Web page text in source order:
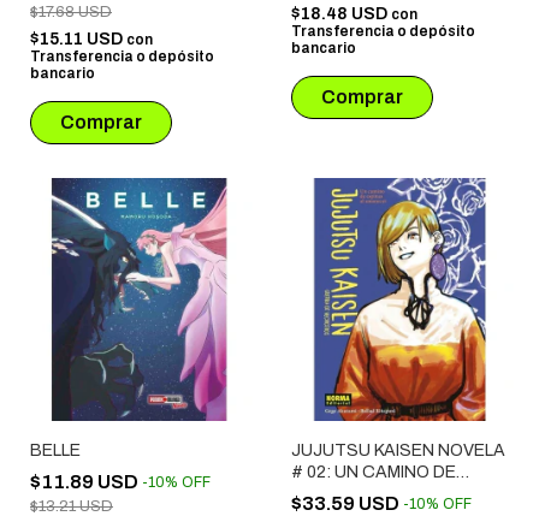
$17.68 USD
$15.11 USD con
Transferencia o depósito
bancario
$18.48 USD con
Transferencia o depósito
bancario
BELLE
$11.89 USD -10% OFF
$13.21 USD
JUJUTSU KAISEN NOVELA
# 02: UN CAMINO DE
ESPINAS AL AMANECER
$33.59 USD -10% OFF